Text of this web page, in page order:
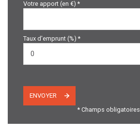
Votre apport (en €) *
Taux d'emprunt (%) *
ENVOYER
* Champs obligatoires